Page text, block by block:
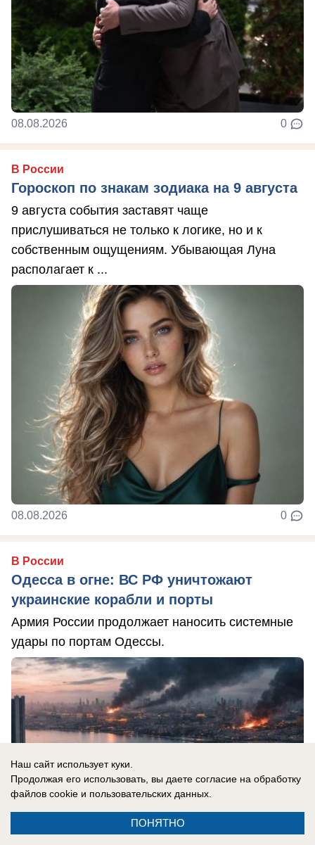
08.08.2026 0
В России
Гороскоп по знакам зодиака на 9 августа
9 августа события заставят чаще
прислушиваться не только к логике, но и к
собственным ощущениям. Убывающая Луна
располагает к ...
08.08.2026 0
В России
Одесса в огне: ВС РФ уничтожают
украинские корабли и порты
Армия России продолжает наносить системные
удары по портам Одессы.
Наш сайт использует куки.
Продолжая его использовать, вы даете согласие на обработку
файлов cookie и пользовательских данных.
ПОНЯТНО